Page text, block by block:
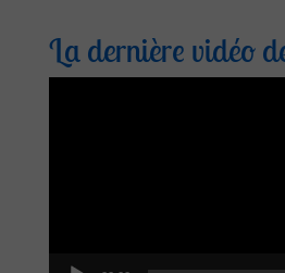
La dernière vidéo